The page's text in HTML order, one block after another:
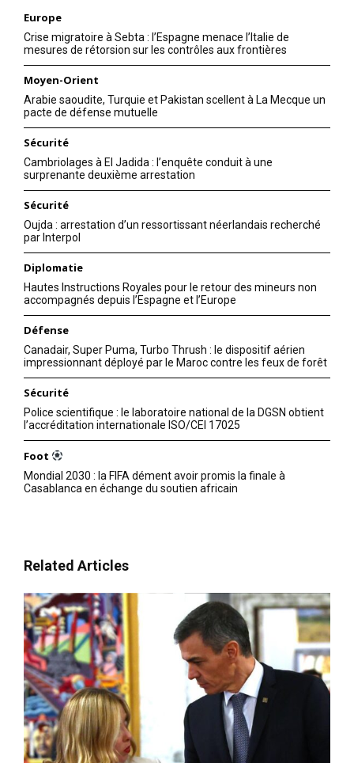
Europe
Crise migratoire à Sebta : l’Espagne menace l’Italie de
mesures de rétorsion sur les contrôles aux frontières
Moyen-Orient
Arabie saoudite, Turquie et Pakistan scellent à La Mecque un
pacte de défense mutuelle
Sécurité
Cambriolages à El Jadida : l’enquête conduit à une
surprenante deuxième arrestation
Sécurité
Oujda : arrestation d’un ressortissant néerlandais recherché
par Interpol
Diplomatie
Hautes Instructions Royales pour le retour des mineurs non
accompagnés depuis l’Espagne et l’Europe
Défense
Canadair, Super Puma, Turbo Thrush : le dispositif aérien
impressionnant déployé par le Maroc contre les feux de forêt
Sécurité
Police scientifique : le laboratoire national de la DGSN obtient
l’accréditation internationale ISO/CEI 17025
Foot
Mondial 2030 : la FIFA dément avoir promis la finale à
Casablanca en échange du soutien africain
Related Articles